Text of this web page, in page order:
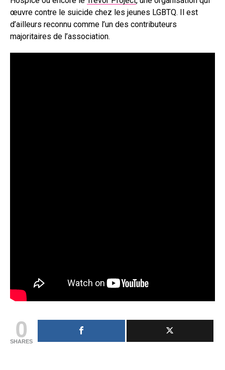
œuvre contre le suicide chez les jeunes LGBTQ. Il est
d’ailleurs reconnu comme l’un des contributeurs
majoritaires de l’association.
0
SHARES